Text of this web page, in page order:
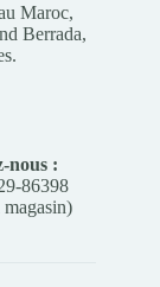
Maroc,
Berrada,
nous :
86398